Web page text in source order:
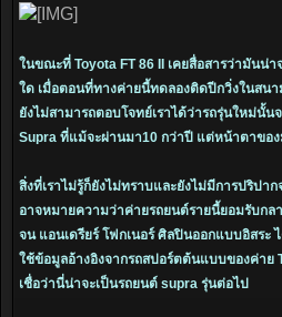
ในขณะที่ Toyota FT 86 II เคยสื่อสารว่ามันน่า
ใด เมื่อตอนที่ทางค่ายนี้ทดลองติดปีกวิ่งในสน
ยังไม่สามารถตอบโจทย์เราได้ว่ารถรุ่นใหม่นั้น
Supra ที่แม้จะผ่านมา10 กว่าปี แต่หน้าตาของ
สิ่งที่เราไม่รู้ก็ยังไม่ทราบและยังไม่มีการปริปา
อาจหมายความว่าค่ายรถยนต์รายนี้ยอมรับกล
จน แอนเดรียร์ โฟกเนอร์ ศิลปินออกแบบอิสระ
ใช้ข้อมูลอ้างอิงจากรถสปอร์ตต้นแบบของค่าย
เชื่อว่านี่น่าจะเป็นรถยนต์ supra รุ่นต่อไป